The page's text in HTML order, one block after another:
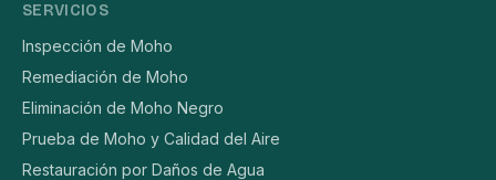
SERVICIOS
Inspección de Moho
Remediación de Moho
Eliminación de Moho Negro
Prueba de Moho y Calidad del Aire
Restauración por Daños de Agua